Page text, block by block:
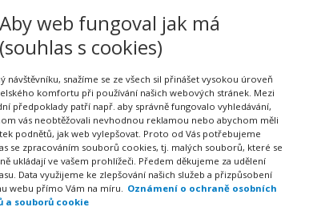
na internetových stránkách je od 1. 1. 2022
(to se netýká pouze cookies nezbytně
v interaktivním formuláři přizpůsobíte svým
informování uživatelů Vašich stránek a
úroveň cookies lišty / banneru a Zásady
k používání souborů cookies nabízíme v
CZ/BLOG/COOKIES-V-ROCE-
Aby web fungoval jak má
(souhlas s cookies)
návštěvníku, snažíme se ze všech sil přinášet vysokou úroveň
komfortu při používání našich webových stránek. Mezi
předpoklady patří např. aby správně fungovalo vyhledávání,
vás neobtěžovali nevhodnou reklamou nebo abychom měli
podnětů, jak web vylepšovat. Proto od Vás potřebujeme
se zpracováním souborů cookies, tj. malých souborů, které se
ukládají ve vašem prohlížeči. Předem děkujeme za udělení
Data využijeme ke zlepšování našich služeb a přizpůsobení
webu přímo Vám na míru. Oznámení o ochraně osobních
a souborů cookie